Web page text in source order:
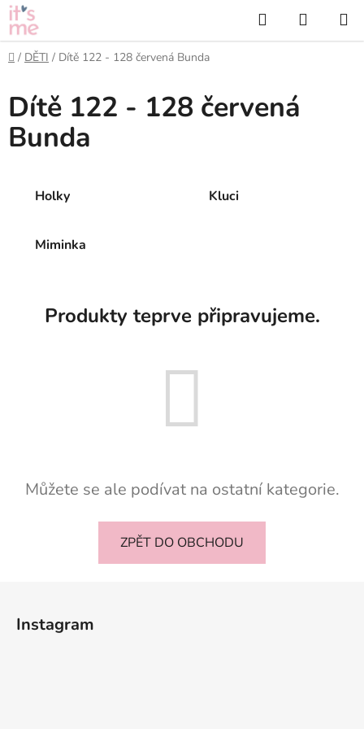
Přejít
na
obsah
Hledat
KOŠÍK
Domů
/ DĚTI / Dítě 122 - 128 červená Bunda
Dítě 122 - 128 červená
Bunda
Holky Kluci
Miminka
Produkty teprve připravujeme.
Můžete se ale podívat na ostatní kategorie.
ZPĚT DO OBCHODU
Instagram